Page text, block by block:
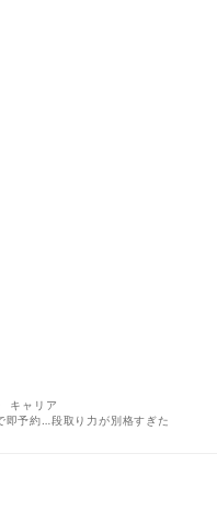
キャリア
即予約…段取り力が別格すぎた